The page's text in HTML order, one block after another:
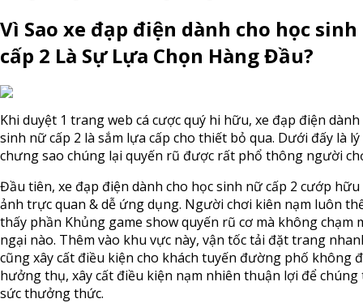
Vì Sao xe đạp điện dành cho học
cấp 2 Là Sự Lựa Chọn Hàng Đầu?
Khi duyệt 1 trang web cá cược quý hi hữu, xe đạp điện dành
sinh nữ cấp 2 là sắm lựa cấp cho thiết bỏ qua. Dưới đấy là lý
chưng sao chúng lại quyến rũ được rất phổ thông người
Đầu tiên, xe đạp điện dành cho học sinh nữ cấp 2 cướp
ảnh trực quan & dễ ứng dụng. Người chơi kiên nạm luôn
thấy phần Khủng game show quyến rũ cơ mà không chạm
ngại nào. Thêm vào khu vực này, vận tốc tải đặt trang
cũng xây cất điều kiện cho khách tuyến đường phố không
hưởng thụ, xây cất điều kiện nạm nhiên thuận lợi để chúng
sức thưởng thức.